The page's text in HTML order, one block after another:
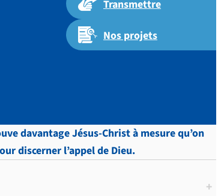
Transmettre
Nos projets
davantage Jésus-Christ à mesure qu’on
discerner l’appel de Dieu.
+